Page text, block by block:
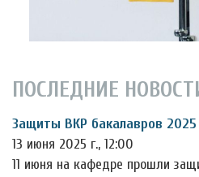
ПОСЛЕДНИЕ
Защиты ВКР бакалавров 2025
13 июня 2025 г., 12:00
11 июня на кафедре прошли